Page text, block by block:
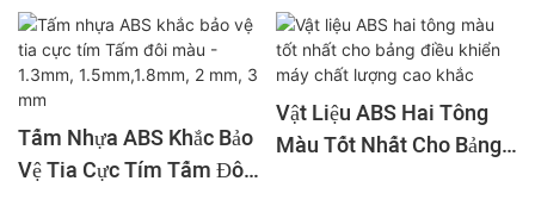
Tấm Nhựa ABS Khắc Bảo
Vệ Tia Cực Tím Tấm Đôi
Vật Liệu ABS Hai Tông
Màu Tốt Nhất Cho Bảng